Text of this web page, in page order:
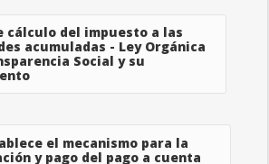
cálculo del impuesto a las
acumuladas - Ley Orgánica
Social y su
el mecanismo para la
y pago del pago a cuenta